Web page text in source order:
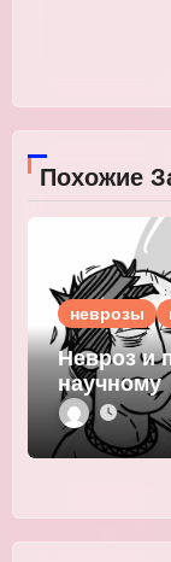
Похожие
неврозы
Невроз и
научному